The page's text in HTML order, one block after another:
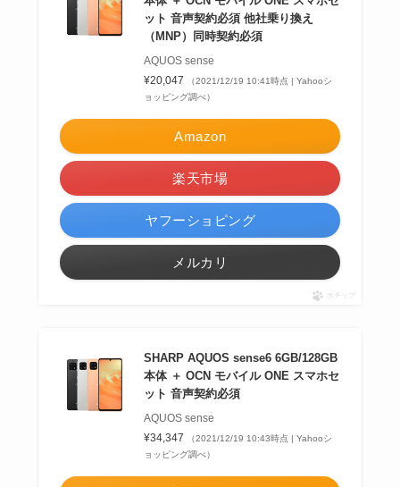
ット 音声契約必須 他社乗り換え
（MNP）同時契約必須
AQUOS sense
¥20,047
（2021/12/19 10:41時点 | Yahooシ
ョッピング調べ）
Amazon
楽天市場
ヤフーショピング
メルカリ
ポチップ
SHARP AQUOS sense6 6GB/128GB
本体 ＋ OCN モバイル ONE スマホセ
ット 音声契約必須
AQUOS sense
¥34,347
（2021/12/19 10:43時点 | Yahooシ
ョッピング調べ）